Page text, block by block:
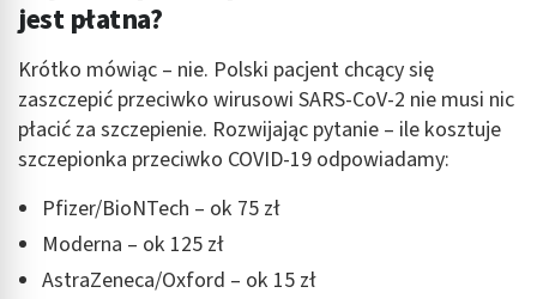
jest płatna?
Krótko mówiąc – nie. Polski pacjent chcący się
zaszczepić przeciwko wirusowi SARS-CoV-2 nie musi nic
płacić za szczepienie. Rozwijając pytanie – ile kosztuje
szczepionka przeciwko COVID-19 odpowiadamy:
Pfizer/BioNTech – ok 75 zł
Moderna – ok 125 zł
AstraZeneca/Oxford – ok 15 zł